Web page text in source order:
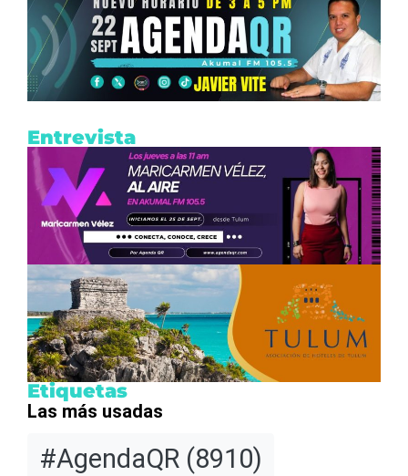
Entrevista
Etiquetas
Las más usadas
#AgendaQR (8910)